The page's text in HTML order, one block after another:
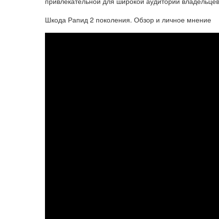
Шкода Рапид 2 поколения. Обзор и личное мнение